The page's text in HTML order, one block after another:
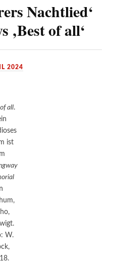
Nachtlied‘
‚Best of all‘
2024
all.
ist
W.